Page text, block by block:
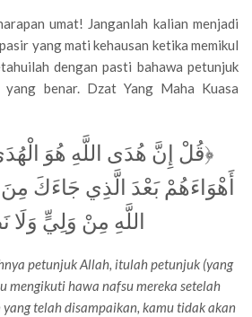
umat! Janganlah kalian menjadi
yang mati kehausan ketika memikul
dengan pasti bahawa petunjuk
benar. Dzat Yang Maha Kuasa
﴿قُلْ إِنَّ هُدَى اللَّهِ هُوَ
أَهْوَاءَهُمْ بَعْدَ الَّذِي جَاءَكَ
اللَّهِ مِنْ وَلِيٍّ وَلَا
petunjuk Allah, itulah petunjuk (yang
mengikuti hawa nafsu mereka setelah
telah disampaikan, kamu tidak akan